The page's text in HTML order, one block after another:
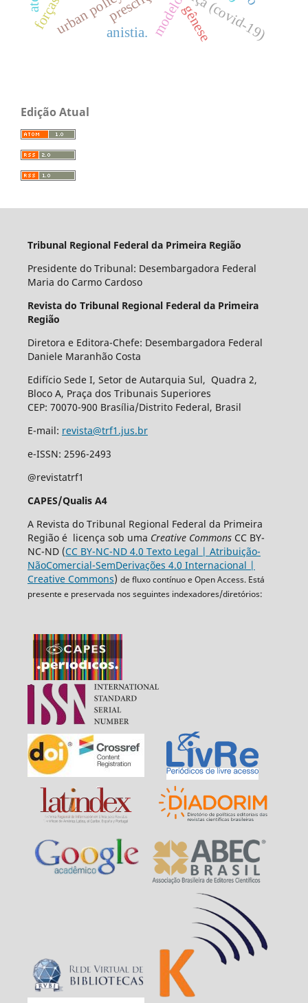
modelogênese
anistia.
Edição Atual
Tribunal Regional Federal da Primeira Região
Presidente do Tribunal: Desembargadora Federal
Maria do Carmo Cardoso
Revista do Tribunal Regional Federal da Primeira
Região
Diretora e Editora-Chefe: Desembargadora Federal
Daniele Maranhão Costa
Edifício Sede I, Setor de Autarquia Sul, Quadra 2,
Bloco A, Praça dos Tribunais Superiores
CEP: 70070-900 Brasília/Distrito Federal, Brasil
E-mail: revista@trf1.jus.br
e-ISSN: 2596-2493
@revistatrf1
CAPES/Qualis A4
A Revista do Tribunal Regional Federal da Primeira
Região é licença sob uma Creative CommonsCC BY-
NC-ND (CC BY-NC-ND 4.0 Texto Legal | Atribuição-
NãoComercial-SemDerivações 4.0 Internacional |
Creative Commons) de fluxo contínuo e Open Access. Está
presente e preservada nos seguintes indexadores/diretórios: